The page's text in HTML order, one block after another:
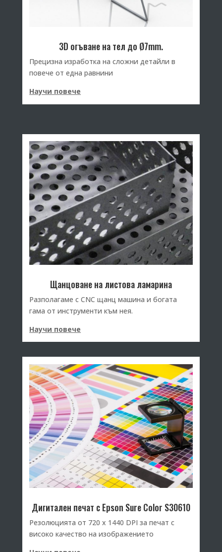
3D огъване на тел до Ø7mm.
Прецизна изработка на сложни детайли в
повече от една равнини
Научи повече
Щанцоване на листова ламарина
Разполагаме с CNC щанц машина и богата
гама от инструменти към нея.
Научи повече
Дигитален печат с Epson Sure Color S30610
Резолюцията от 720 х 1440 DPI за печат с
високо качество на изображението